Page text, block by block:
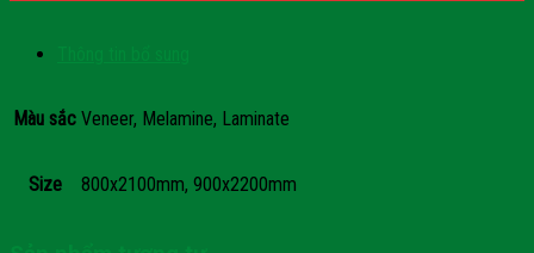
Màu sắc Veneer, Melamine, Laminate
Size 800x2100mm, 900x2200mm